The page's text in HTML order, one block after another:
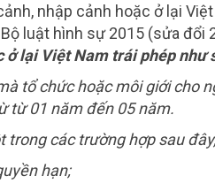
nhập cảnh hoặc ở lại
luật hình sự 2015 (sửa đổi
ở lại Việt Nam trái phép như
tổ chức hoặc môi giới cho
từ 01 năm đến 05 năm.
trong các trường hợp sau
hạn;